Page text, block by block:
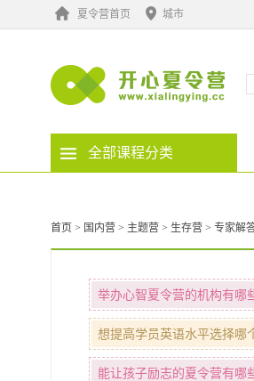
夏令营首页 城市
全部课程分类
首页 > 国内营 > 主题营 > 生存营 > 专家解
举办心智夏令营的机构有哪
想提高学员英语水平选择哪
能让孩子励志的夏令营有哪